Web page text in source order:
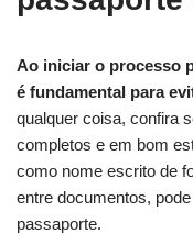
Ao iniciar o processo
é fundamental para
qualquer coisa, confira
completos e em bom
como nome escrito de
entre documentos,
passaporte.